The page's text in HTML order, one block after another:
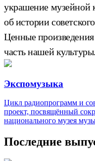
украшение музейной
об истории
Ценные
часть нашей культуры.
Экспомузыка
Цикл радиопрограмм и
проект, посвящённый
национального музея
Последние